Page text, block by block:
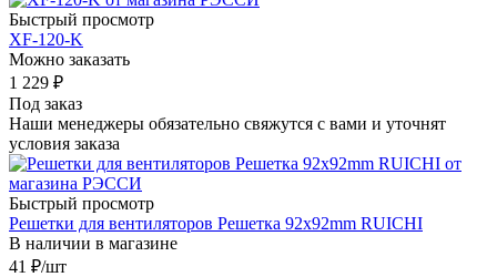
Быстрый просмотр
XF-120-K
Можно заказать
1 229 ₽
Под заказ
Наши менеджеры обязательно свяжутся с вами и уточнят
условия заказа
Быстрый просмотр
Решетки для вентиляторов Решетка 92x92mm RUICHI
В наличии в магазине
41 ₽/шт